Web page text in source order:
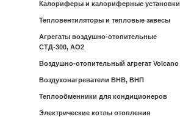
Калориферы и калориферные установки
Тепловентиляторы и тепловые завесы
Агрегаты воздушно-отопительные
СТД-300, АО2
Воздушно-отопительный агрегат Volcano
Воздухонагреватели ВНВ, ВНП
Теплообменники для кондиционеров
Электрические котлы отопления